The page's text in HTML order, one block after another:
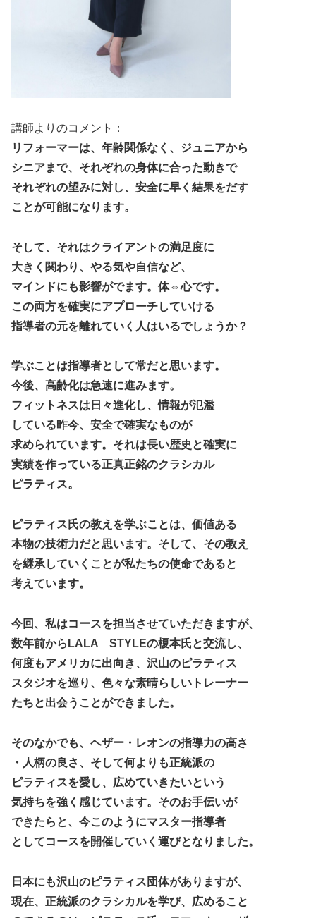
講師よりのコメント：
リフォーマーは、年齢関係なく、ジュニアから
シニアまで、それぞれの身体に合った動きで
それぞれの望みに対し、安全に早く結果をだす
ことが可能になります。
そして、それはクライアントの満足度に
大きく関わり、やる気や自信など、
マインドにも影響がでます。体⇔心です。
この両方を確実にアプローチしていける
指導者の元を離れていく人はいるでしょうか？
学ぶことは指導者として常だと思います。
今後、高齢化は急速に進みます。
フィットネスは日々進化し、情報が氾濫
している昨今、安全で確実なものが
求められています。それは長い歴史と確実に
実績を作っている正真正銘のクラシカル
ピラティス。
ピラティス氏の教えを学ぶことは、価値ある
本物の技術力だと思います。そして、その教え
を継承していくことが私たちの使命であると
考えています。
今回、私はコースを担当させていただきますが、
数年前からLALA STYLEの榎本氏と交流し、
何度もアメリカに出向き、沢山のピラティス
スタジオを巡り、色々な素晴らしいトレーナー
たちと出会うことができました。
そのなかでも、ヘザー・レオンの指導力の高さ
・人柄の良さ、そして何よりも正統派の
ピラティスを愛し、広めていきたいという
気持ちを強く感じています。そのお手伝いが
できたらと、今このようにマスター指導者
としてコースを開催していく運びとなりました。
日本にも沢山のピラティス団体がありますが、
現在、正統派のクラシカルを学び、広めること